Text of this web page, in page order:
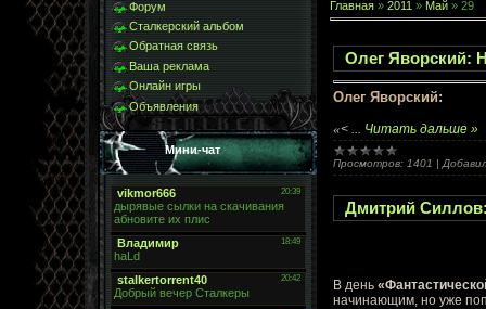
Форум
Сталкерский альбом
Обратная связь
Ваша реклама
Онлайн игры
Объявления
Мини-чат
Главная » 2011 » Май » 29
Олег Яворский:
Олег Яворский:
«< ... Читать дальше »
Просмотров: 1401 |
Дмитрий
В день
начинающим, но уже